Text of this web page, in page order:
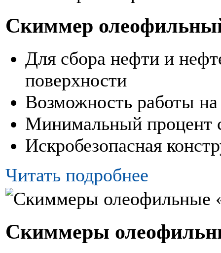
Скиммер
Для сбора нефти и
поверхности
Возможность работы
Минимальный процент
Искробезопасная
Читать подробнее
Скиммеры